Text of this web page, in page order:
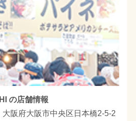
の店舗情報
大阪府大阪市中央区日本橋2-5-2